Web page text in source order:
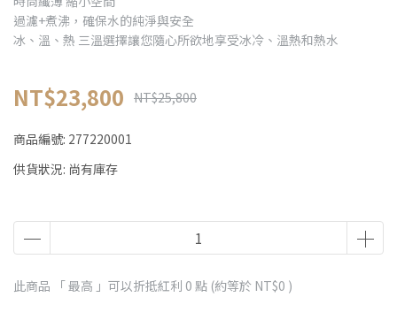
過濾+煮沸，確保水的純淨與安全
冰、溫、熱 三溫選擇讓您隨心所欲地享受冰冷、溫熱和熱水
NT$23,800 NT$25,800
商品編號: 277220001
供貨狀況: 尚有庫存
此商品 「 最高 」可以折抵紅利 0 點 (約等於 NT$0 )